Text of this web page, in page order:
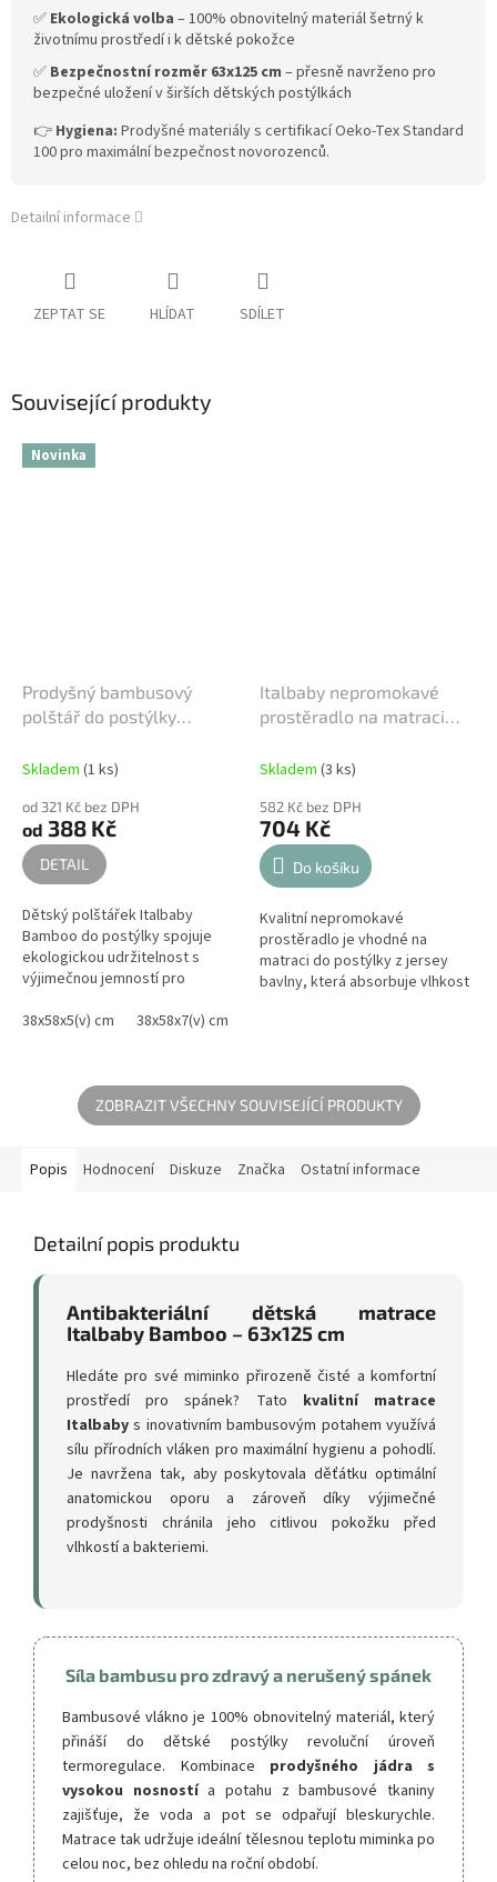
✅ Ekologická volba – 100% obnovitelný materiál šetrný k
životnímu prostředí i k dětské pokožce
✅ Bezpečnostní rozměr 63x125 cm – přesně navrženo pro
bezpečné uložení v širších dětských postýlkách
👉 Hygiena: Prodyšné materiály s certifikací Oeko-Tex Standard
100 pro maximální bezpečnost novorozenců.
Detailní informace
ZEPTAT SE HLÍDAT SDÍLET
Související produkty
Novinka
Prodyšný bambusový
polštář do postýlky
Skladem (1 ks)
od 321 Kč bez DPH
od 388 Kč
DETAIL
Dětský polštářek Italbaby
Bamboo do postýlky spojuje
ekologickou udržitelnost s
výjimečnou jemností pro
antialergenních vláken v
38x58x5(v) cm 38x58x7(v) cm
Italbaby nepromokavé
prostěradlo na matraci
Skladem (3 ks)
582 Kč bez DPH
704 Kč
Do košíku
Kvalitní nepromokavé
prostěradlo je vhodné na
matraci do postýlky z jersey
bavlny, která absorbuje vlhkost
ZOBRAZIT VŠECHNY SOUVISEJÍCÍ PRODUKTY
Popis Hodnocení Diskuze Značka Ostatní informace
Detailní popis produktu
Antibakteriální dětská matrace
Italbaby Bamboo – 63x125 cm
Hledáte pro své miminko přirozeně čisté a komfortní
prostředí pro spánek? Tato kvalitní matrace
Italbaby s inovativním bambusovým potahem využívá
sílu přírodních vláken pro maximální hygienu a pohodlí.
Je navržena tak, aby poskytovala děťátku optimální
anatomickou oporu a zároveň díky výjimečné
prodyšnosti chránila jeho citlivou pokožku před
vlhkostí a bakteriemi.
Síla bambusu pro zdravý a nerušený spánek
Bambusové vlákno je 100% obnovitelný materiál, který
přináší do dětské postýlky revoluční úroveň
termoregulace. Kombinace prodyšného jádra s
vysokou nosnostía potahu z bambusové tkaniny
zajišťuje, že voda a pot se odpařují bleskurychle.
Matrace tak udržuje ideální tělesnou teplotu miminka po
celou noc, bez ohledu na roční období.